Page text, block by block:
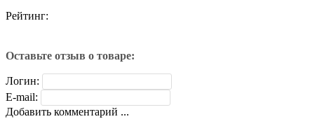
Рейтинг:
Оставьте отзыв о товаре:
Логин:
E-mail:
Добавить комментарий ...